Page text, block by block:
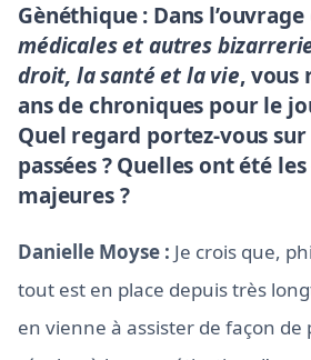
Gènéthique : Dans l’ouvrage
médicales et autres
droit, la santé et la vie, vous
ans de chroniques pour le
Quel regard portez-vous sur
passées ? Quelles ont été
majeures ?
Danielle Moyse : Je crois que,
tout est en place depuis très
en vienne à assister de façon de